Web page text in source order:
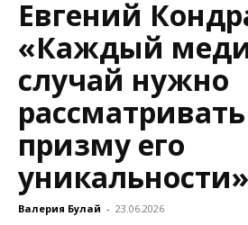
Евгений
«Каждый
случай нужно
призму его
уникальности»
Валерия Булай - 23.06.2026